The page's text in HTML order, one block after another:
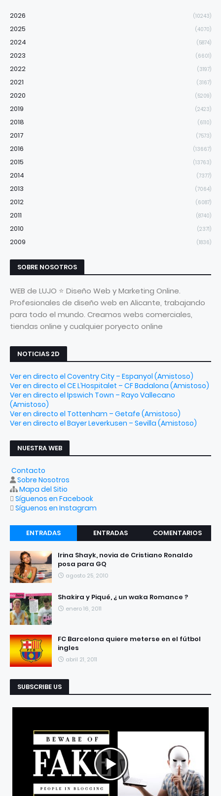
2026 (10243)
2025 (4070)
2024 (5874)
2023 (6601)
2022 (3197)
2021 (3167)
2020 (5209)
2019 (2423)
2018 (6110)
2017 (7573)
2016 (13667)
2015 (13763)
2014 (7377)
2013 (7064)
2012 (6087)
2011 (8740)
2010 (2371)
2009 (1836)
SOBRE NOSOTROS
WEB de LUJO ⭐ Diseño Web y Marketing Online.
Profesionales de diseño web en Alicante, trabajando
para todo el mundo. Creamos webs comerciales,
tiendas online y cualquier poryecto online
NOTICIAS 2D
Ver en directo el Coventry City – Espanyol (Amistoso)
Ver en directo el CE L’Hospitalet – CF Badalona (Amistoso)
Ver en directo el Ipswich Town – Rayo Vallecano
(Amistoso)
Ver en directo el Tottenham – Getafe (Amistoso)
Ver en directo el Bayer Leverkusen – Sevilla (Amistoso)
NUESTRA WEB
Contacto
Sobre Nosotros
Mapa del Sitio
Síguenos en Facebook
Síguenos en Instagram
ENTRADAS
RECIENTES
ENTRADAS
COMENTARIOS
Irina Shayk, novia de Cristiano Ronaldo
posa para GQ
agosto 25, 2010
Shakira y Piqué, ¿ un waka Romance ?
enero 16, 2011
FC Barcelona quiere meterse en el fútbol
ingles
abril 21, 2011
SUBSCRIBE US